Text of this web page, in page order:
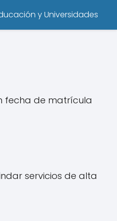
y Universidades
fecha de matrícula
servicios de alta